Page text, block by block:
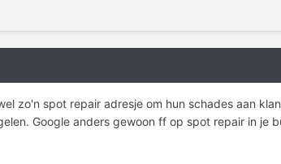
zo'n spot repair adresje om hun schades aan
Google anders gewoon ff op spot repair in je